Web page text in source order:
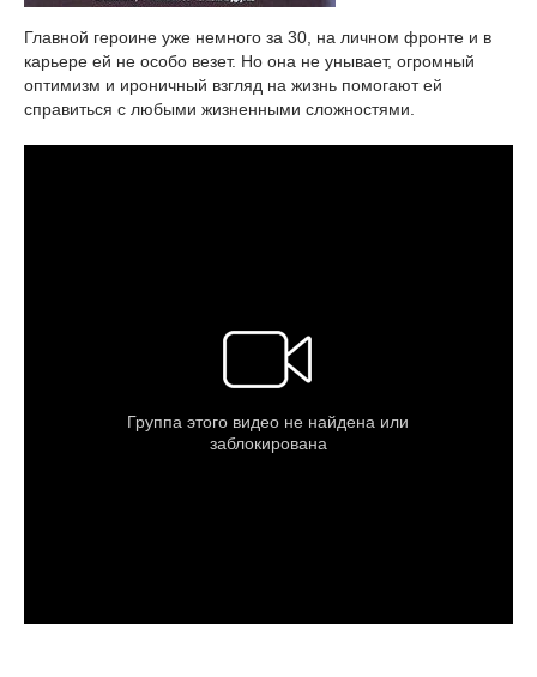
Главной героине уже немного за 30, на личном фронте и в
карьере ей не особо везет. Но она не унывает, огромный
оптимизм и ироничный взгляд на жизнь помогают ей
справиться с любыми жизненными сложностями.